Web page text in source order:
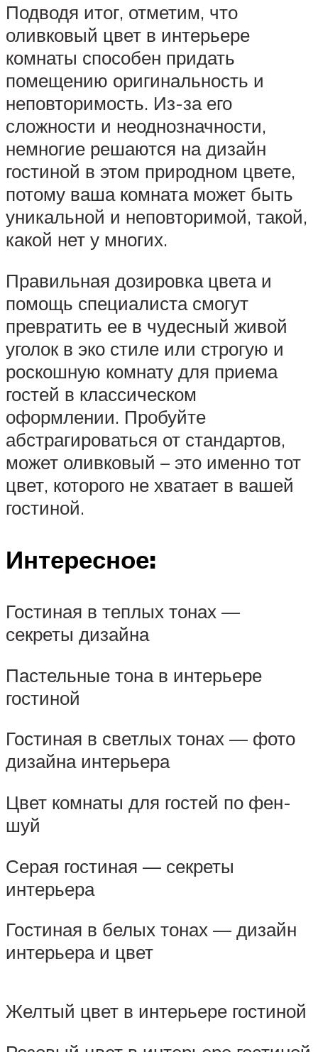
Подводя итог, отметим, что
оливковый цвет в интерьере
комнаты способен придать
помещению оригинальность и
неповторимость. Из-за его
сложности и неоднозначности,
немногие решаются на дизайн
гостиной в этом природном цвете,
потому ваша комната может быть
уникальной и неповторимой, такой,
какой нет у многих.
Правильная дозировка цвета и
помощь специалиста смогут
превратить ее в чудесный живой
уголок в эко стиле или строгую и
роскошную комнату для приема
гостей в классическом
оформлении. Пробуйте
абстрагироваться от стандартов,
может оливковый – это именно тот
цвет, которого не хватает в вашей
гостиной.
Интересное:
Гостиная в теплых тонах —
секреты дизайна
Пастельные тона в интерьере
гостиной
Гостиная в светлых тонах — фото
дизайна интерьера
Цвет комнаты для гостей по фен-
шуй
Серая гостиная — секреты
интерьера
Гостиная в белых тонах — дизайн
интерьера и цвет
Желтый цвет в интерьере гостиной